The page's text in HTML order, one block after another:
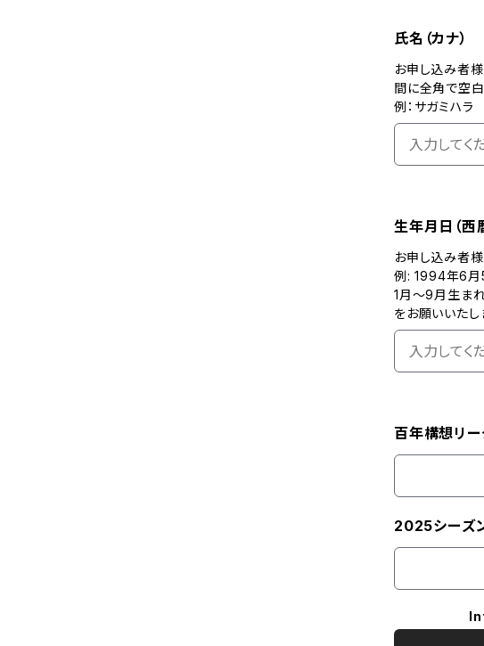
氏名（カナ）
お申し込み者様
間に全角で空白
例：サガミハ
生年月日（西
お申し込み者
例: 1994年6
1月～9月生ま
をお願いいたし
百年構想リ
2025シーズ